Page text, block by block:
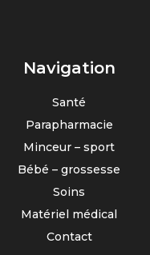
Navigation
Santé
Parapharmacie
Minceur – sport
Bébé – grossesse
Soins
Matériel médical
Contact